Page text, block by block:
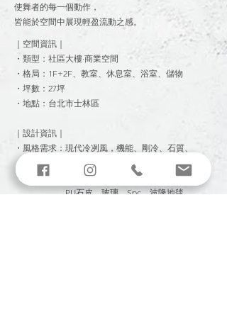
使舞者的每一個動作，
皆能於空間中展現輕盈流動之感。
｜空間資訊｜
・類型：社區大樓·商業空間
・格局：1F+2F、教室、休息室、浴室、儲物
・坪數：27坪
・地點：台北市士林區
｜設計資訊｜
・風格需求：現代冷冽風，機能、剛冷、石質、
金屬
・主要材質：美耐板、木格柵、日本壁紙、
PU石皮、玻璃、Spc、波隆地毯